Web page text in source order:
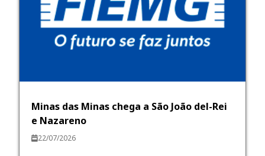
Minas das Minas chega a São João del-Rei
e Nazareno
22/07/2026